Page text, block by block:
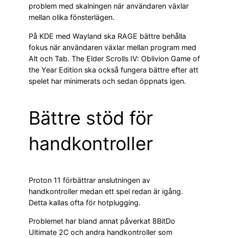
problem med skalningen när användaren växlar
mellan olika fönsterlägen.
På KDE med Wayland ska RAGE bättre behålla
fokus när användaren växlar mellan program med
Alt och Tab. The Elder Scrolls IV: Oblivion Game of
the Year Edition ska också fungera bättre efter att
spelet har minimerats och sedan öppnats igen.
Bättre stöd för
handkontroller
Proton 11 förbättrar anslutningen av
handkontroller medan ett spel redan är igång.
Detta kallas ofta för hotplugging.
Problemet har bland annat påverkat 8BitDo
Ultimate 2C och andra handkontroller som